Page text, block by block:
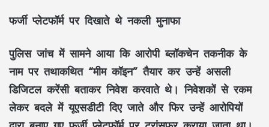
फर्जी प्लेटफॉर्म पर दिखाते थे नकली मुनाफा
पुलिस जांच में सामने आया कि आरोपी ब्लॉकचेन तकनीक के
नाम पर तथाकथित “मीम कॉइन” तैयार कर उन्हें असली
डिजिटल करेंसी बताकर निवेश करवाते थे। निवेशकों से रकम
लेकर बदले में यूएसडीटी दिए जाते और फिर उन्हें आरोपियों